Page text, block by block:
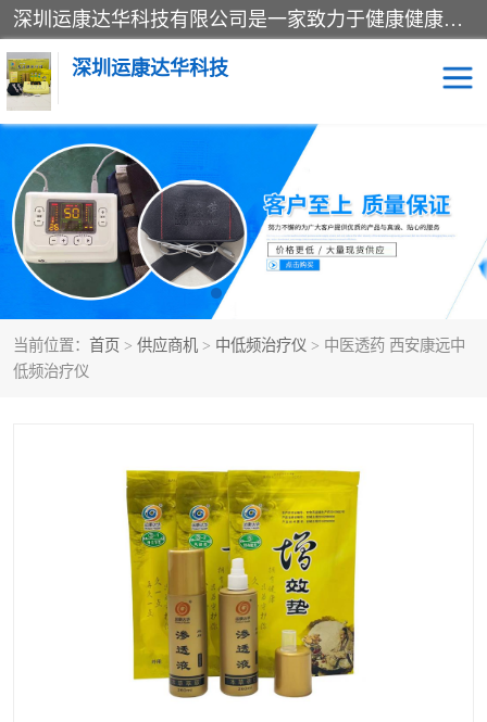
深圳运康达华科技有限公司是一家致力于健康健康产业的现代化企业，已经走过了15个春秋，开创了中医外用发展的新未来，是专业从事中医医疗仪器的研发、生产、销售、服务为一体的子公司，在医疗器械的设计、开发和生产方面率先引进国际先进技术和好的科技人员，先后开发出了场效应治疗仪、多功能治疗仪、颈椎治疗仪、腰椎治疗仪、增效垫等多个系列。
深圳运康达华科技
当前位置： 首页 > 供应商机 > 中低频治疗仪 > 中医透药 西安康远中
低频治疗仪
多功能治疗仪 中药提速
中低频治疗仪 脉冲治疗仪
**腺治疗仪